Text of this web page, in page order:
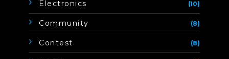
Electronics (10)
Community (8)
Contest (8)